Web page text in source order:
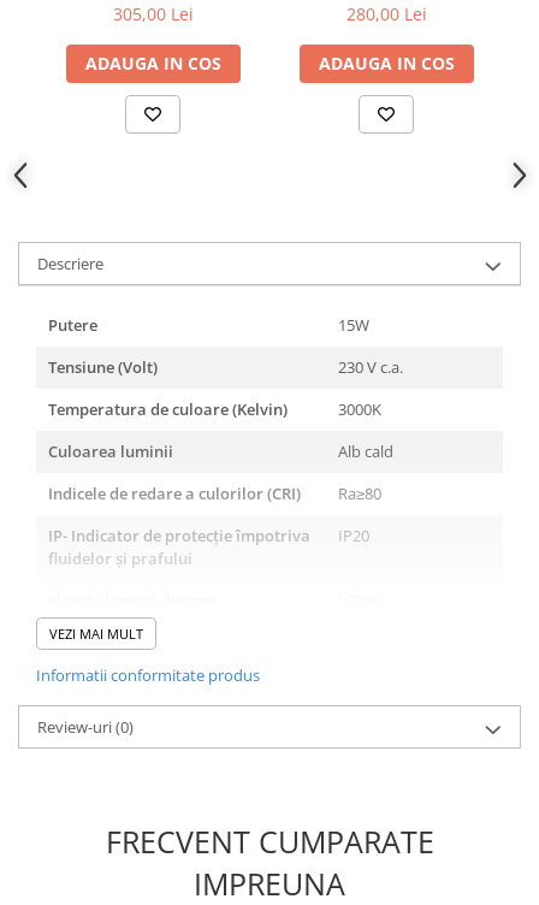
21w Cct 1050lm Ip20
305,00 Lei
ADAUGA IN COS
Aluminium+fier+sticlă
Ip20 100x85xh440mm
280,00 Lei
ADAUGA IN COS
Descriere
Putere
15W
Tensiune (Volt)
230 V c.a.
Temperatura de culoare (Kelvin)
3000K
Culoarea luminii
Alb cald
Indicele de redare a culorilor (CRI)
Ra≥80
IP- Indicator de protecție împotriva
fluidelor și prafului
IP20
Colecție
Reglabil
Culoare (principală)
Unghiul fasciculului/direcția
OneDirectionLighting
VEZI MAI MULT
Informatii conformitate produs
Review-uri(0)
FRECVENT CUMPARATE
IMPREUNA